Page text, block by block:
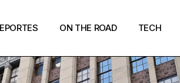
ON THE ROAD TECH